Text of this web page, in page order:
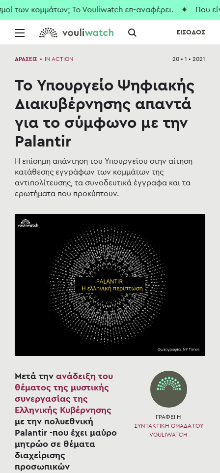
To Vouliwatch επ-αναφέρει.✴ Που είναι οι
ΕΙΣΟΔΟΣ
ΔΡΑΣΕΙΣ • IN ACTION 20 • 1 • 2021
To Υπουργείο Ψηφιακής
Διακυβέρνησης απαντά
για το σύμφωνο με την
Palantir
Η επίσημη απάντηση του Υπουργείου στην αίτηση
κατάθεσης εγγράφων των κομμάτων της
αντιπολίτευσης, τα συνοδευτικά έγγραφα και τα
ερωτήματα που προκύπτουν.
ΓΡΑΦΕΙ Η
ΣΥΝΤΑΚΤΙΚΗ ΟΜΑΔΑ ΤΟΥ
VOULIWATCH
Μετά την ανάδειξη του
θέματος της μυστικής
συνεργασίας της
Ελληνικής Κυβέρνησης
με την πολυεθνική
Palantir -που έχει μαύρο
μητρώο σε θέματα
διαχείρισης
προσωπικών